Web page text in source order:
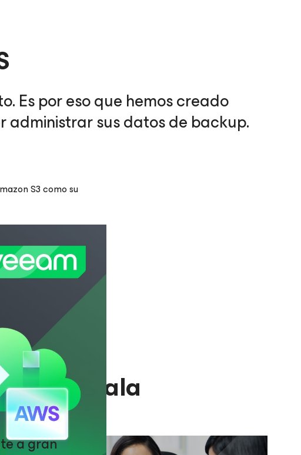
Es por eso que hemos creado
administrar sus datos de backup.
S3 como su
escala
a gran